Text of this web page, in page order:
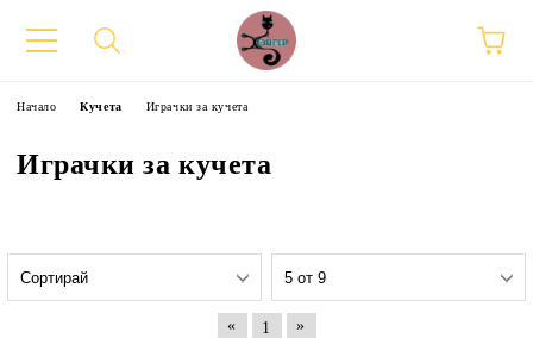
Начало Кучета Играчки за кучета
Играчки за кучета
« 1 »